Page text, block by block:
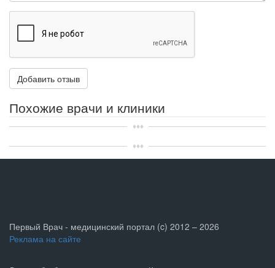
Похожие врачи и клиники
Первый Врач - медицинский портал (c) 2012 – 2026
Реклама на сайте